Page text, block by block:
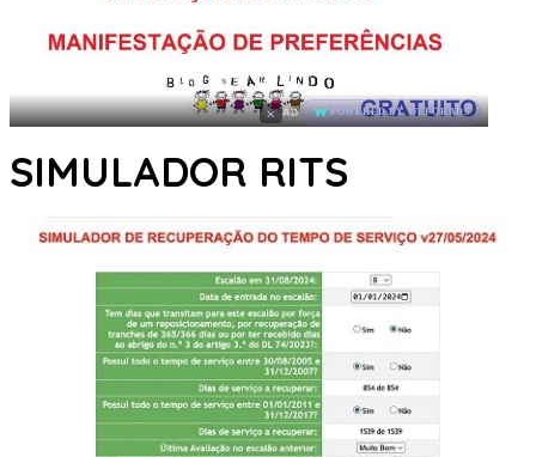
× AD POWERED BY WEFORADS
SIMULADOR RITS